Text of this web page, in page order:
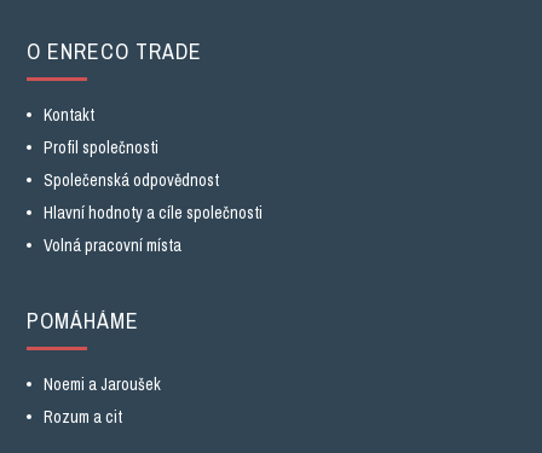
O ENRECO TRADE
Kontakt
Profil společnosti
Společenská odpovědnost
Hlavní hodnoty a cíle společnosti
Volná pracovní místa
POMÁHÁME
Noemi a Jaroušek
Rozum a cit